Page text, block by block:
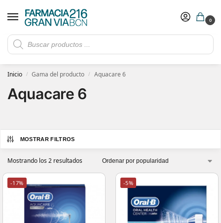
0
Rebajas de verano hasta -30%
​ 5€ de descuento con el cupón 5GRANVIA (compras superiores a 150€)
Inicio / Gama del producto / Aquacare 6
Aquacare 6
MOSTRAR FILTROS
Mostrando los 2 resultados
-17% -5%